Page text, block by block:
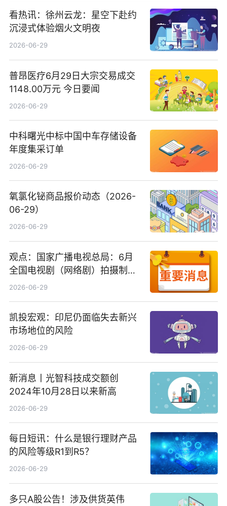
看热讯：徐州云龙：星空下赴约
沉浸式体验烟火文明夜
2026-06-29
普昂医疗6月29日大宗交易成交
1148.00万元 今日要闻
2026-06-29
中科曙光中标中国中车存储设备
年度集采订单
2026-06-29
氧氯化铋商品报价动态（2026-
06-29）
2026-06-29
观点：国家广播电视总局：6月
全国电视剧（网络剧）拍摄制作
备案公示剧目197部
2026-06-29
凯投宏观：印尼仍面临失去新兴
市场地位的风险
2026-06-29
新消息丨光智科技成交额创
2024年10月28日以来新高
2026-06-29
每日短讯：什么是银行理财产品
的风险等级R1到R5？
2026-06-29
多只A股公告！涉及供货英伟